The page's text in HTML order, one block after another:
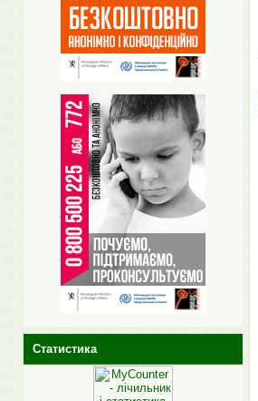
Статистика